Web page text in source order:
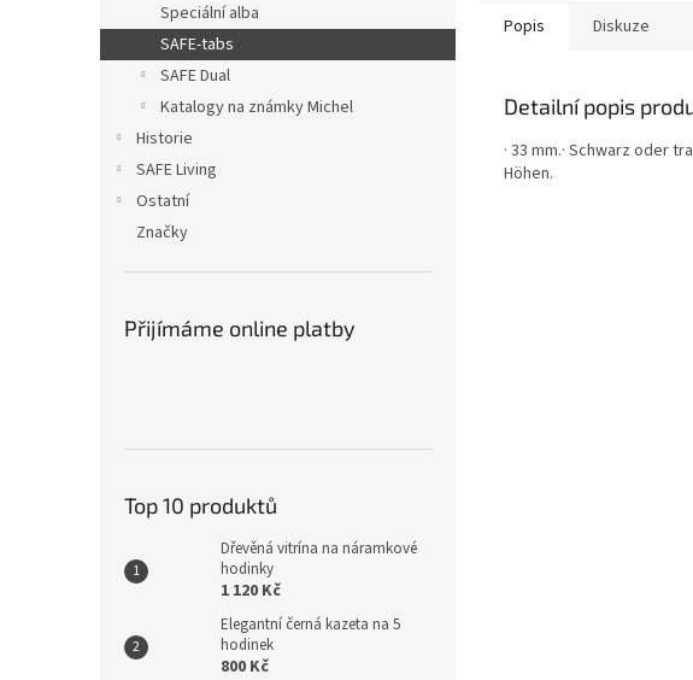
Speciální alba
SAFE-tabs
SAFE Dual
Katalogy na známky Michel
Historie
SAFE Living
Ostatní
Značky
Přijímáme online platby
Top 10 produktů
Dřevěná vitrína na náramkové
hodinky
1 120 Kč
Elegantní černá kazeta na 5
hodinek
800 Kč
Popis Diskuze
Detailní popis
· 33 mm.· Schwarz oder
Höhen.